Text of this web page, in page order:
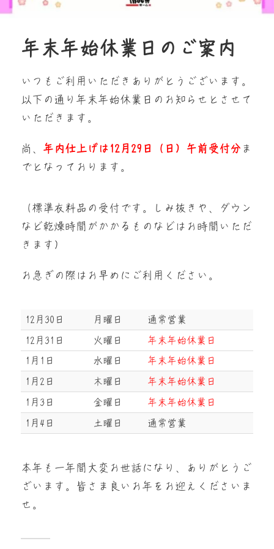
年末年始休業日のご案内
いつもご利用いただきありがとうございます。
以下の通り年末年始休業日のお知らせとさせて
いただきます。
尚、 年内仕上げは12月29日（日）午前受付分 ま
でとなっております。
（標準衣料品の受付です。しみ抜きや、ダウン
など乾燥時間がかかるものなどはお時間いただ
きます）
お急ぎの際はお早めにご利用ください。
12月30日 月曜日 通常営業
12月31日 火曜日 年末年始休業日
1月1日 水曜日 年末年始休業日
1月2日 木曜日 年末年始休業日
1月3日 金曜日 年末年始休業日
1月4日 土曜日 通常営業
本年も一年間大変お世話になり、ありがとうご
ざいます。皆さま良いお年をお迎えくださいま
せ。